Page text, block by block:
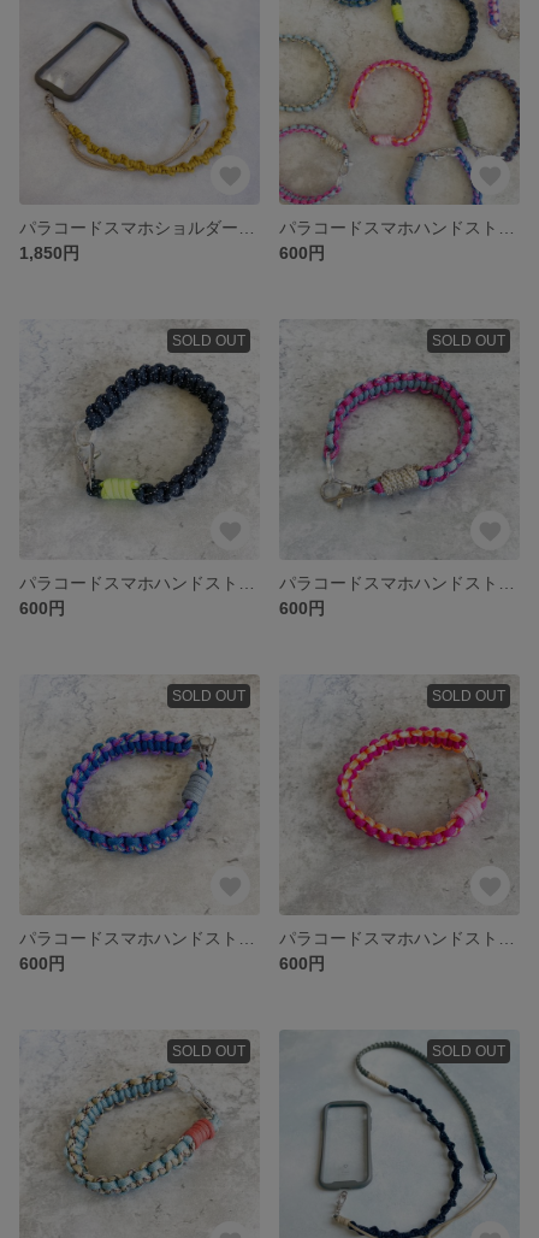
1,850円
600円
SOLD OUT
600円
SOLD OUT
600円
SOLD OUT
600円
SOLD OUT
600円
SOLD OUT SOLD OUT